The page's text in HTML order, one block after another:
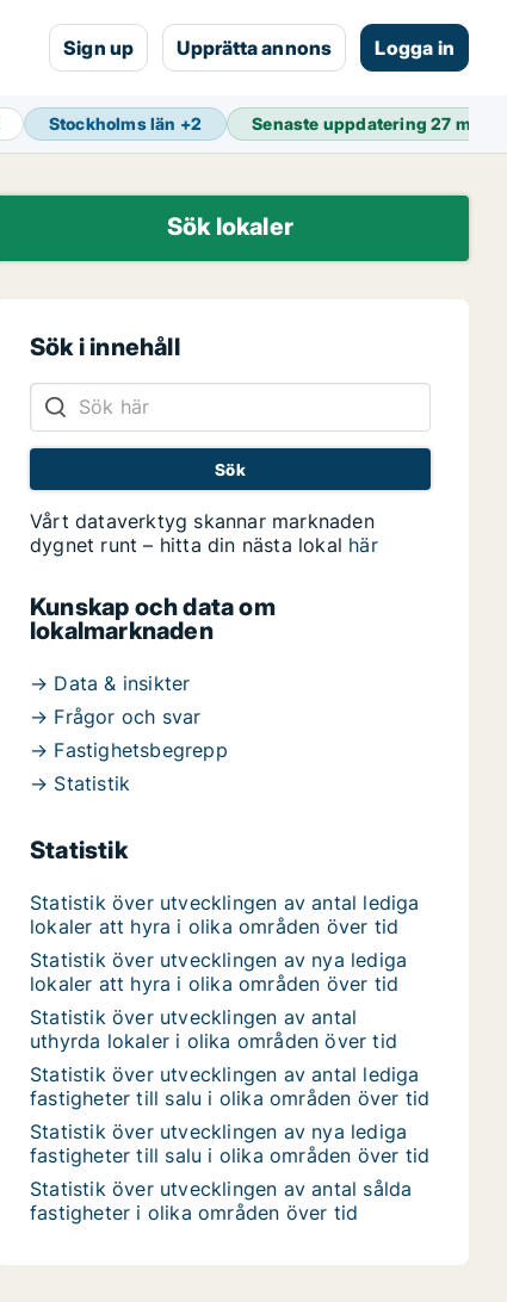
Sign up Upprätta annons Logga in
Stockholms län +2 Senaste uppdatering27 min
Sök lokaler
Sök i innehåll
Vårt dataverktyg skannar marknaden
dygnet runt – hitta din nästa lokal här
Kunskap och data om
lokalmarknaden
→ Data & insikter
→ Frågor och svar
→ Fastighetsbegrepp
→ Statistik
Statistik
Statistik över utvecklingen av antal lediga
lokaler att hyra i olika områden över tid
Statistik över utvecklingen av nya lediga
lokaler att hyra i olika områden över tid
Statistik över utvecklingen av antal
uthyrda lokaler i olika områden över tid
Statistik över utvecklingen av antal lediga
fastigheter till salu i olika områden över tid
Statistik över utvecklingen av nya lediga
fastigheter till salu i olika områden över tid
Statistik över utvecklingen av antal sålda
fastigheter i olika områden över tid